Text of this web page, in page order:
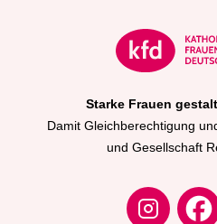
Starke Frauen
Damit Gleichberechtigung
und Gesellschaft